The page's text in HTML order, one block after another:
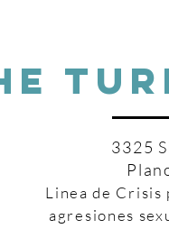
3325
Linea de Crisis
agresiones